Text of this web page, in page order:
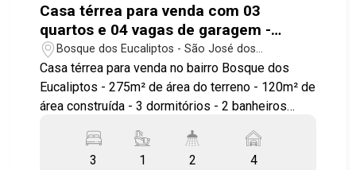
Casa térrea para venda com 03
quartos e 04 vagas de garagem -
120m² no bairro Bosque dos Eucaliptos
Bosque dos Eucaliptos - São José dos
Campos/SP
Casa térrea para venda no bairro Bosque dos
Eucaliptos - 275m² de área do terreno - 120m² de
área construída - 3 dormitórios - 2 banheiros
ampla - Cozinha planejada - 3 Banheiros - Área de
serviços - 4 Vagas de garagem coberta Edícula
3 1 2 4